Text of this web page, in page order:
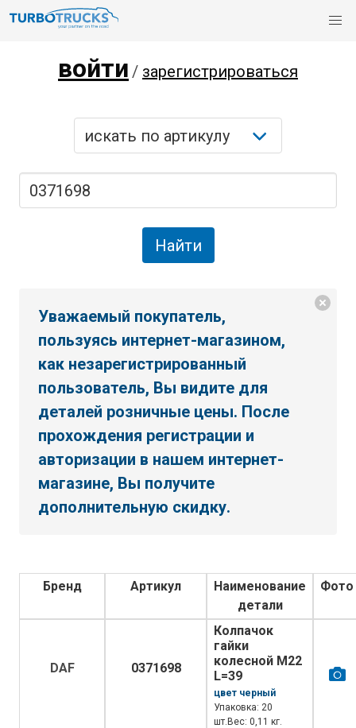
войти / зарегистрироваться
Уважаемый покупатель,
пользуясь интернет-магазином,
как незарегистрированный
пользователь, Вы видите для
деталей розничные цены. После
прохождения регистрации и
авторизации в нашем интернет-
магазине, Вы получите
дополнительную скидку.
Бренд Артикул
Наименование
детали
Фото
DAF 0371698
Колпачок
гайки
колесной M22
L=39
цвет черный
Упаковка: 20
шт.Вес: 0,11 кг.